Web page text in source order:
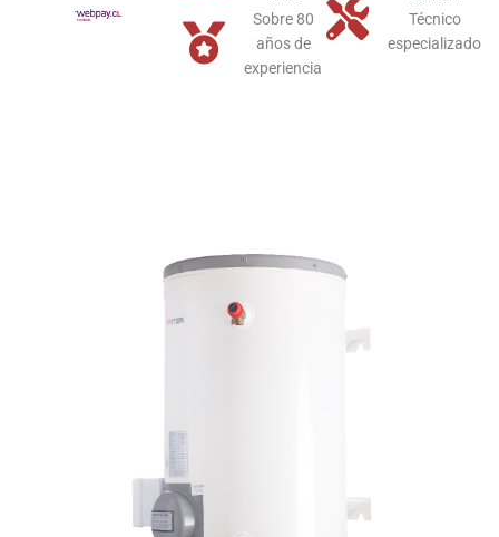
Sobre 80
años de
experiencia
Técnico
especializado